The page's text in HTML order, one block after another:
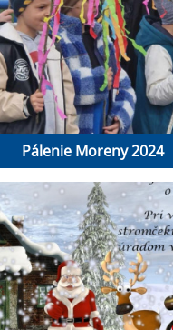
Pálenie Moreny 2024